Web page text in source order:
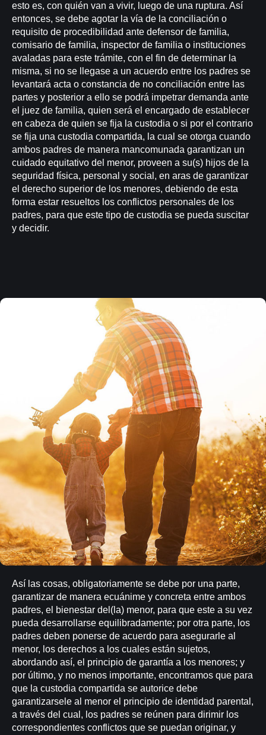
esto es, con quién van a vivir, luego de una ruptura. Así
entonces, se debe agotar la vía de la conciliación o
requisito de procedibilidad ante defensor de familia,
comisario de familia, inspector de familia o instituciones
avaladas para este trámite, con el fin de determinar la
misma, si no se llegase a un acuerdo entre los padres se
levantará acta o constancia de no conciliación entre las
partes y posterior a ello se podrá impetrar demanda ante
el juez de familia, quien será el encargado de establecer
en cabeza de quien se fija la custodia o si por el contrario
se fija una custodia compartida, la cual se otorga cuando
ambos padres de manera mancomunada garantizan un
cuidado equitativo del menor, proveen a su(s) hijos de la
seguridad física, personal y social, en aras de garantizar
el derecho superior de los menores, debiendo de esta
forma estar resueltos los conflictos personales de los
padres, para que este tipo de custodia se pueda suscitar
y decidir.
Así las cosas, obligatoriamente se debe por una parte,
garantizar de manera ecuánime y concreta entre ambos
padres, el bienestar del(la) menor, para que este a su vez
pueda desarrollarse equilibradamente; por otra parte, los
padres deben ponerse de acuerdo para asegurarle al
menor, los derechos a los cuales están sujetos,
abordando así, el principio de garantía a los menores; y
por último, y no menos importante, encontramos que para
que la custodia compartida se autorice debe
garantizarsele al menor el principio de identidad parental,
a través del cual, los padres se reúnen para dirimir los
correspondientes conflictos que se puedan originar, y